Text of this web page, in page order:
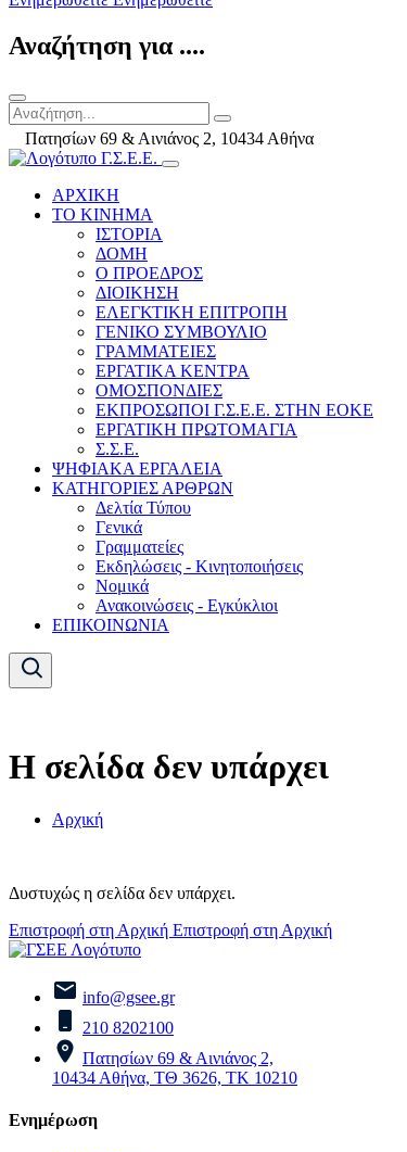
Αναζήτηση για ....
Πατησίων 69 & Αινιάνος 2, 10434 Αθήνα
ΑΡΧΙΚΗ
ΤΟ ΚΙΝΗΜΑ
ΙΣΤΟΡΙΑ
ΔΟΜΗ
Ο ΠΡΟΕΔΡΟΣ
ΔΙΟΙΚΗΣΗ
ΕΛΕΓΚΤΙΚΗ ΕΠΙΤΡΟΠΗ
ΓΕΝΙΚΟ ΣΥΜΒΟΥΛΙΟ
ΓΡΑΜΜΑΤΕΙΕΣ
ΕΡΓΑΤΙΚΑ ΚΕΝΤΡΑ
ΟΜΟΣΠΟΝΔΙΕΣ
ΕΚΠΡΟΣΩΠΟΙ Γ.Σ.Ε.Ε. ΣΤΗΝ ΕΟΚΕ
ΕΡΓΑΤΙΚΗ ΠΡΩΤΟΜΑΓΙΑ
Σ.Σ.Ε.
ΨΗΦΙΑΚΑ ΕΡΓΑΛΕΙΑ
ΚΑΤΗΓΟΡΙΕΣ ΑΡΘΡΩΝ
Δελτία Τύπου
Γενικά
Γραμματείες
Εκδηλώσεις - Κινητοποιήσεις
Νομικά
Ανακοινώσεις - Εγκύκλιοι
ΕΠΙΚΟΙΝΩΝΙΑ
Η σελίδα δεν υπάρχει
Αρχική
Δυστυχώς η σελίδα δεν υπάρχει.
Επιστροφή στη Αρχική Επιστροφή στη Αρχική
info@gsee.gr
210 8202100
Πατησίων 69 & Αινιάνος 2,
10434 Αθήνα, ΤΘ 3626, ΤΚ 10210
Ενημέρωση